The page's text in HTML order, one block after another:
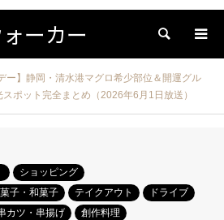
ーカー 検索
ー】静岡・清水港マグロ希少部位＆開運グル
ポット完全まとめ（2026年6月1日放送）
ショッピング
子・和菓子
テイクアウト
ドライブ
カツ・串揚げ
創作料理